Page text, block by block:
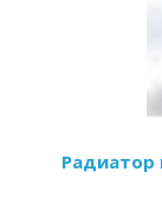
Радиатор